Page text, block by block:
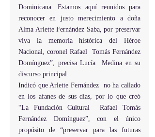
Dominicana. Estamos aquí reunidos para
reconocer en justo merecimiento a doña
Alma Arlette Fernández Saba, por preservar
viva la memoria histórica del Héroe
Nacional, coronel Rafael  Tomás Fernández
Domínguez”, precisa Lucía  Medina en su
discurso principal.
Indicó que Arlette Fernández  no ha callado
en los afanes de sus días, por lo que creó
“La Fundación Cultural  Rafael Tomás
Fernández Domínguez”, con el único
propósito de “preservar para las futuras